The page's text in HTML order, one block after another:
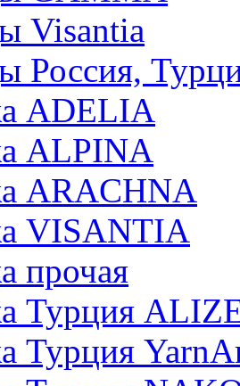
Visantia
Россия,
ADELIA
ALPINA
ARACHNA
VISANTIA
прочая
Турция
Турция